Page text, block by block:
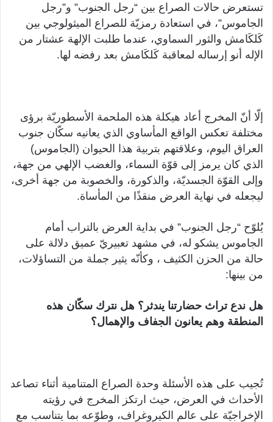
تستعرض حالات الصراع بين “رجل الجنوب” و”رجل
الجاموس”، في استعادة رمزيّة للصراع الميثولوجي بين
كَلكَامش والثور السماوي، عندما طلبت الإلهة عشتار من
الإله أنو إرساله لمعاقبة كَلكَامش بعد رفضه لها.
إلّا أنّ المخرج أعاد هيكلة هذه الملحمة الأسطوريّة برؤى
مختلفة تعكس الواقع المأساوي الذي يعانيه سكّان جنوب
العراق اليوم، وعلاقتهم بتربية هذا الحيوان (الجاموس)
الذي كان يرمز إلى قوّة السماء، والغضب الإلهي من جهة،
وإلى القوّة الجسديّة، والذكورة، والخصوبة من جهة أخرى،
ليجعله في نهاية العرض منقذًا من المأساة.
يُلوّح “رجل الجنوب” في بداية العرض بالتراب أمام
الجاموس يشكو له، في مشهد تعبيريّ عميق دلالة على
حالة من الحزن الكثيف ، وكأنّه يثير جملة من التساؤلات،
من بينها:
هل ندع تراث حضارتنا يندثر؟ هل نترك سكّان هذه
المنطقة وهم يعانون الجفاف والإهمال؟
تُجيب على هذه الأسئلة وحدة الصراع المتنامية أثناء تصاعد
الأحداث في العرض، حيث ارتكز المخرج في رؤيته
الإخراجيّة على عالم الكيروغراف، وطوّعه بما يتناسب مع